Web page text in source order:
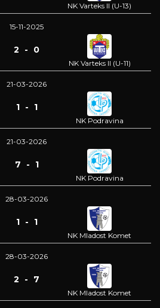
NK Varteks II (U-13)
15-11-2025
2 - 0
NK Varteks II (U-11)
21-03-2026
1 - 1
NK Podravina
21-03-2026
7 - 1
NK Podravina
28-03-2026
1 - 1
NK Mladost Komet
28-03-2026
2 - 7
NK Mladost Komet